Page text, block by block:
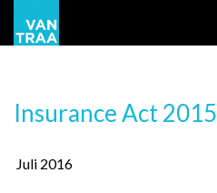
Insurance Act 2015
Juli 2016